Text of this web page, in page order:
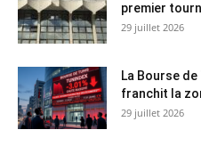
premier
29 juillet 2026
La Bourse
franchit la
29 juillet 2026